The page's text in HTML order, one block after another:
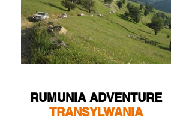
RUMUNIA ADVENTURE
TRANSYLWANIA